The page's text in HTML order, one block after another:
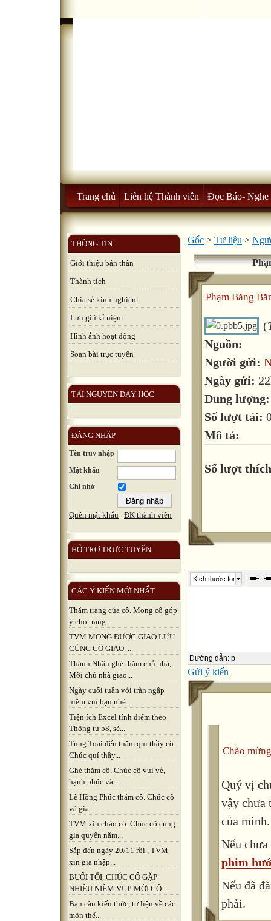
Trang chủ Liên hệ Thành viên Đọc Báo- Nghe
THÔNG TIN
Giới thiệu bản thân
Thành tích
Chia sẻ kinh nghiệm
Lưu giữ kỉ niệm
Hình ảnh hoạt động
Soạn bài trực tuyến
TÀI NGUYÊN DẠY HỌC
ĐĂNG NHẬP
Tên truy nhập
Mật khẩu
Ghi nhớ
Quên mật khẩu ĐK thành viên
HỖ TRỢ TRỰC TUYẾN
CÁC Ý KIẾN MỚI NHẤT
Thăm trang của cô. Mong cô góp
ý cho trang...
TVM MONG ĐƯỢC GIAO LƯU
CÙNG CÔ GIÁO. ...
Thành Nhân ghé thăm chủ nhà,
Mời chủ nhà giao...
Ngày cuối tuần với tràn ngập
niềm vui bạn nhé...
Tiện ích Excel tính điểm theo
Thông tư 58, sẽ...
Tùng Toại đến thăm quí thầy cô.
Chúc quí thầy...
Ghé thăm cô. Chúc cô vui vẻ,
hạnh phúc và...
Lê Hồng Phúc thăm cô. Chúc cô
và gia...
TVM xin chào cô. Chúc cô cùng
gia quyến năm...
Sắp đến ngày 20/11 rồi , TVM
xin gia nhập...
BUỔI TỐI, CHÚC CÔ GẶP
NHIỀU NIỀM VUI! MỜI CÔ...
Bạn cần kiến thức, tư liệu về các
môn thể...
Gốc > Tư liệu >
Phạm Băng
(
Nguồn:
Người gửi:
Ngày gửi:
Dung
Số lượt tải:
Mô tả:
Số lượt
Kích thước font
Đường dẫn: p
Gửi ý kiến
Chào
Quý vị
vậy chưa
của mình.
Nếu
phim
Nếu đã
phải.